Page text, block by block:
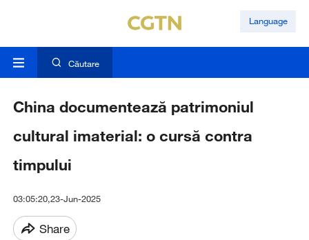
Language
Căutare
China documentează patrimoniul
cultural imaterial: o cursă contra
timpului
03:05:20,23-Jun-2025
Share